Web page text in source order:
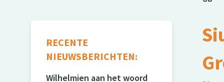
RECENTE
NIEUWSBERICHTEN:
Wilhelmien aan het woord